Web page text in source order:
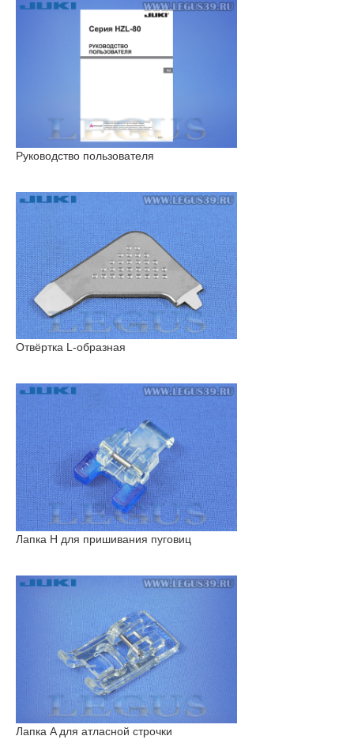
Руководство пользователя
Отвёртка L-образная
Лапка H для пришивания пуговиц
Лапка A для атласной строчки